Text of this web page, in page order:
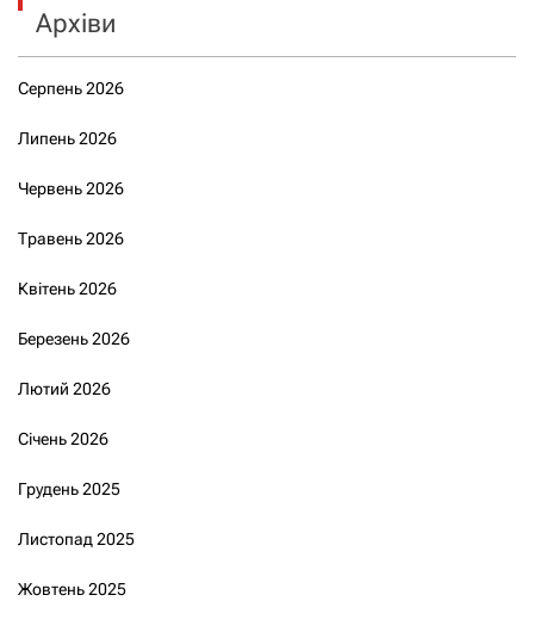
Архіви
Серпень 2026
Липень 2026
Червень 2026
Травень 2026
Квітень 2026
Березень 2026
Лютий 2026
Січень 2026
Грудень 2025
Листопад 2025
Жовтень 2025